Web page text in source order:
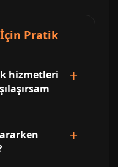
Pratik
hizmetleri